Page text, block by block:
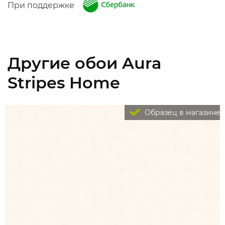
При поддержке
Другие обои Aura
Stripes Home
Образец в магазине